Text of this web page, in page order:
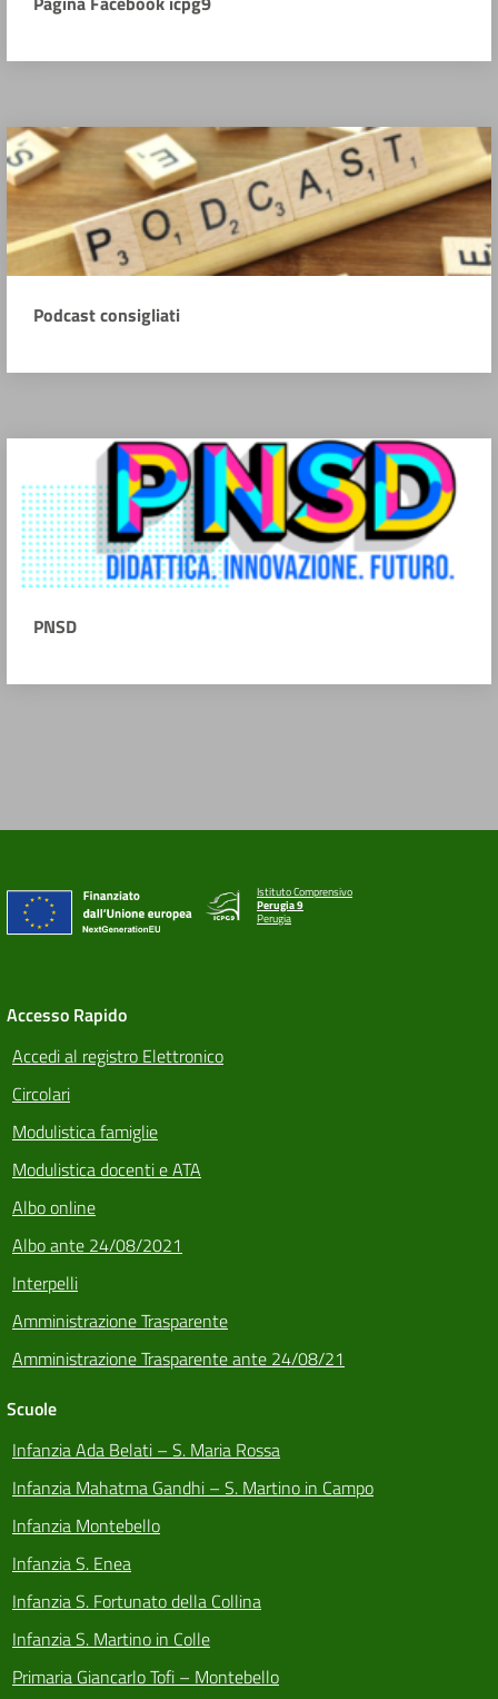
Podcast consigliati
PNSD
Istituto Comprensivo
Perugia 9
Perugia
Accesso Rapido
Accedi al registro Elettronico
Circolari
Modulistica famiglie
Modulistica docenti e ATA
Albo online
Albo ante 24/08/2021
Interpelli
Amministrazione Trasparente
Amministrazione Trasparente ante 24/08/21
Scuole
Infanzia Ada Belati – S. Maria Rossa
Infanzia Mahatma Gandhi – S. Martino in Campo
Infanzia Montebello
Infanzia S. Enea
Infanzia S. Fortunato della Collina
Infanzia S. Martino in Colle
Primaria Giancarlo Tofi – Montebello